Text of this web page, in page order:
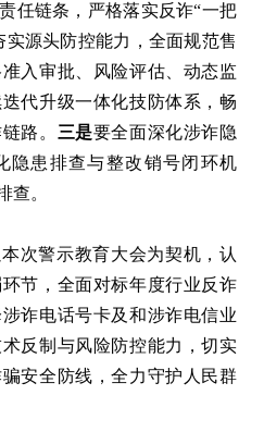
任链条，严格落实反诈“一把
实源头防控能力，全面规范售
入审批、风险评估、动态监
代升级一体化技防体系，畅
路。 三是要全面深化涉诈隐
隐患排查与整改销号闭环机
查。
次警示教育大会为契机，认
节，全面对标年度行业反诈
诈电话号卡及和涉诈电信业
反制与风险防控能力，切实
安全防线，全力守护人民群